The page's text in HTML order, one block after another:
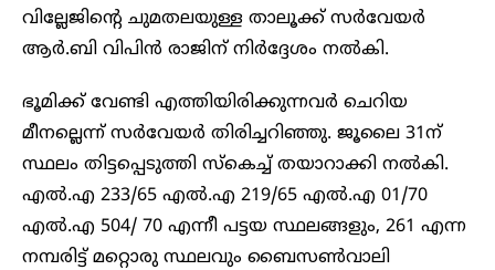
വില്ലേജിന്റെ ചുമതലയുള്ള താലൂക്ക് സർവേയർ
ആർ.ബി വിപിൻ രാജിന് നിർദ്ദേശം നൽകി.
ഭൂമിക്ക് വേണ്ടി എത്തിയിരിക്കുന്നവർ ചെറിയ
മീനല്ലെന്ന് സർവേയർ തിരിച്ചറിഞ്ഞു. ജൂലൈ 31ന്
സ്ഥലം തിട്ടപ്പെടുത്തി സ്കെച്ച് തയാറാക്കി നൽകി.
എൽ.എ 233/65 എൽ.എ 219/65 എൽ.എ 01/70
എൽ.എ 504/ 70 എന്നീ പട്ടയ സ്ഥലങ്ങളും, 261 എന്ന
നമ്പരിട്ട് മറ്റൊരു സ്ഥലവും ബൈസൺവാലി